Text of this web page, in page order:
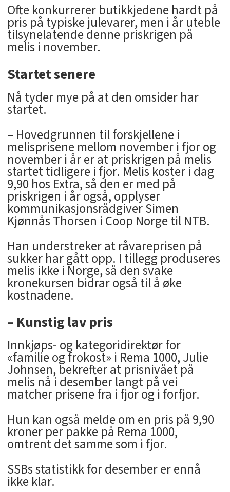
Ofte konkurrerer butikkjedene hardt på
pris på typiske julevarer, men i år uteble
tilsynelatende denne priskrigen på
melis i november.
Startet senere
Nå tyder mye på at den omsider har
startet.
– Hovedgrunnen til forskjellene i
melisprisene mellom november i fjor og
november i år er at priskrigen på melis
startet tidligere i fjor. Melis koster i dag
9,90 hos Extra, så den er med på
priskrigen i år også, opplyser
kommunikasjonsrådgiver Simen
Kjønnås Thorsen i Coop Norge til NTB.
Han understreker at råvareprisen på
sukker har gått opp. I tillegg produseres
melis ikke i Norge, så den svake
kronekursen bidrar også til å øke
kostnadene.
– Kunstig lav pris
Innkjøps- og kategoridirektør for
«familie og frokost» i Rema 1000, Julie
Johnsen, bekrefter at prisnivået på
melis nå i desember langt på vei
matcher prisene fra i fjor og i forfjor.
Hun kan også melde om en pris på 9,90
kroner per pakke på Rema 1000,
omtrent det samme som i fjor.
SSBs statistikk for desember er ennå
ikke klar.